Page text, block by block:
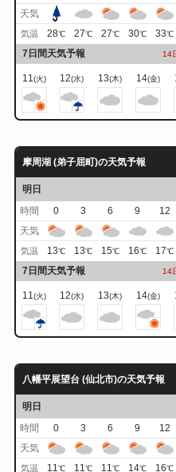
天気
気温 28℃ 27℃ 27℃ 30℃ 33℃
7日間天気予報 14
11(火) 12(水) 13(木) 14(金)
摩周湖 (弟子屈町)の天気予報
明日
時間
0 3 6 9 12
天気
気温 13℃ 13℃ 15℃ 16℃ 17℃
7日間天気予報 14
11(火) 12(水) 13(木) 14(金)
八幡平展望台 (仙北市)の天気予報
明日
時間
0 3 6 9 12
天気
気温 11℃ 11℃ 11℃ 14℃ 16℃